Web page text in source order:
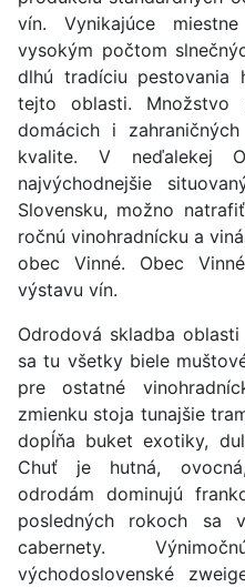
vín. Vynikajúce
vysokým počtom
dlhú tradíciu pestovania
tejto oblasti. Množstvo
domácich i
kvalite. V neďalekej
najvýchodnejšie
Slovensku, možno
ročnú vinohradnícku a
obec Vinné. Obec
výstavu vín.
Odrodová skladba
sa tu všetky biele
pre ostatné
zmienku stoja tunajšie
dopĺňa buket exotiky,
Chuť je hutná,
odrodám dominujú
posledných rokoch sa
cabernety.
východoslovenské